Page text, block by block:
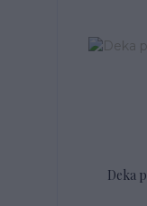
Deka